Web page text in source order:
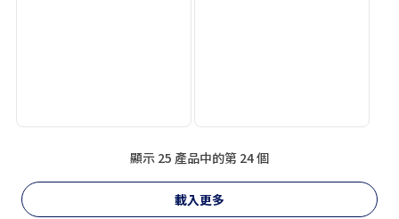
顯示 25 產品中的第 24 個
載入更多